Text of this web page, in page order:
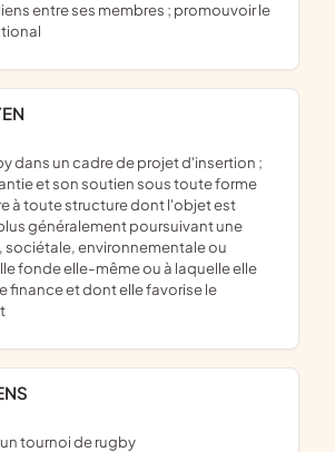
entre ses membres ; promouvoir le
et son soutien sous toute forme
à toute structure dont l'objet est
généralement poursuivant une
sociétale, environnementale ou
fonde elle-même ou à laquelle elle
finance et dont elle favorise le
tournoi de rugby